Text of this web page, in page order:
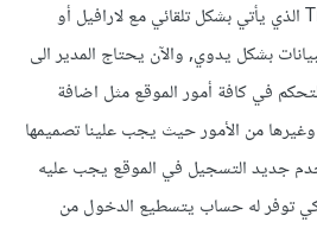
اما باستخدام المساعد Tinker الذي يأتي بشكل تلقائي مع لارافيل أو
بشكل يدوي, والآن يحتاج المدير الى
في كافة أمور الموقع مثل اضافة
من الأمور حيث يجب علينا تصميمها
جديد التسجيل في الموقع يجب عليه
توفر له حساب يتسطيع الدخول من